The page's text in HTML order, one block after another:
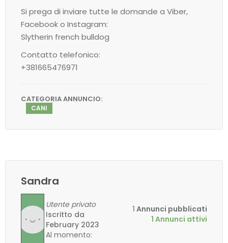
Si prega di inviare tutte le domande a Viber,
Facebook o Instagram:
Slytherin french bulldog
Contatto telefonico:
+381665476971
CATEGORIA ANNUNCIO:
CANI
Sandra
Utente privato
Iscritto da
February 2023
Al momento:
1 Annunci pubblicati
1 Annunci attivi